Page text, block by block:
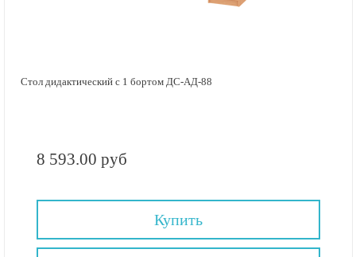
Стол дидактический с 1 бортом ДС-АД-88
8 593.00 руб
Купить